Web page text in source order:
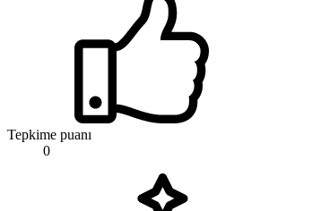
Tepkime puanı
0